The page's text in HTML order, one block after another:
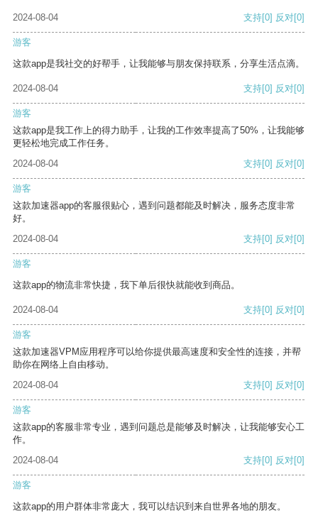
2024-08-04 支持[0] 反对[0]
游客
这款app是我社交的好帮手，让我能够与朋友保持联系，分享生活点滴。
2024-08-04 支持[0] 反对[0]
游客
这款app是我工作上的得力助手，让我的工作效率提高了50%，让我能够
更轻松地完成工作任务。
2024-08-04
支持[0] 反对[0]
游客
这款加速器app的客服很贴心，遇到问题都能及时解决，服务态度非常
好。
2024-08-04
支持[0] 反对[0]
游客
这款app的物流非常快捷，我下单后很快就能收到商品。
2024-08-04 支持[0] 反对[0]
游客
这款加速器VPM应用程序可以给你提供最高速度和安全性的连接，并帮
助你在网络上自由移动。
2024-08-04
支持[0] 反对[0]
游客
这款app的客服非常专业，遇到问题总是能够及时解决，让我能够安心工
作。
2024-08-04
支持[0] 反对[0]
游客
这款app的用户群体非常庞大，我可以结识到来自世界各地的朋友。